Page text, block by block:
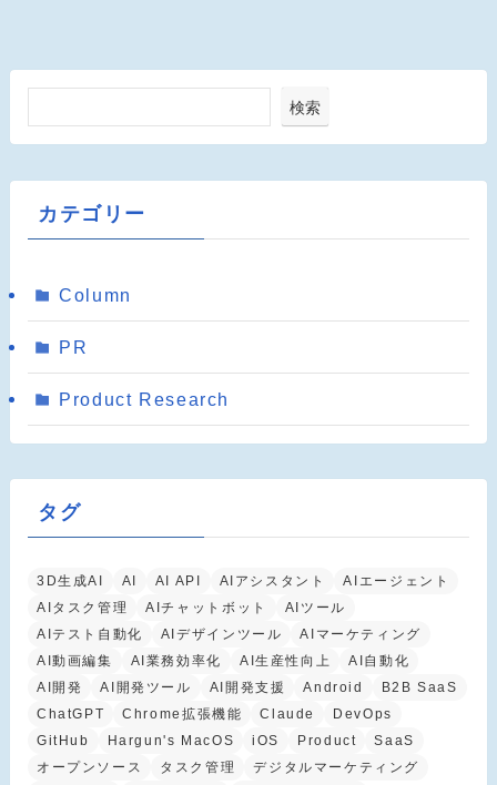
検索
カテゴリー
Column
PR
Product Research
タグ
3D生成AI AI AI API AIアシスタント
AIエージェント
AIタスク管理
AIチャットボット
AIツール
AIテスト自動化
AIデザインツール
AIマーケティング
AI動画編集
AI業務効率化 AI生産性向上
AI自動化
AI開発
AI開発ツール AI開発支援 Android
B2B SaaS
ChatGPT
Chrome拡張機能 Claude
DevOps
GitHub
Hargun's MacOS iOS Product
SaaS
オープンソース
タスク管理
デジタルマーケティング